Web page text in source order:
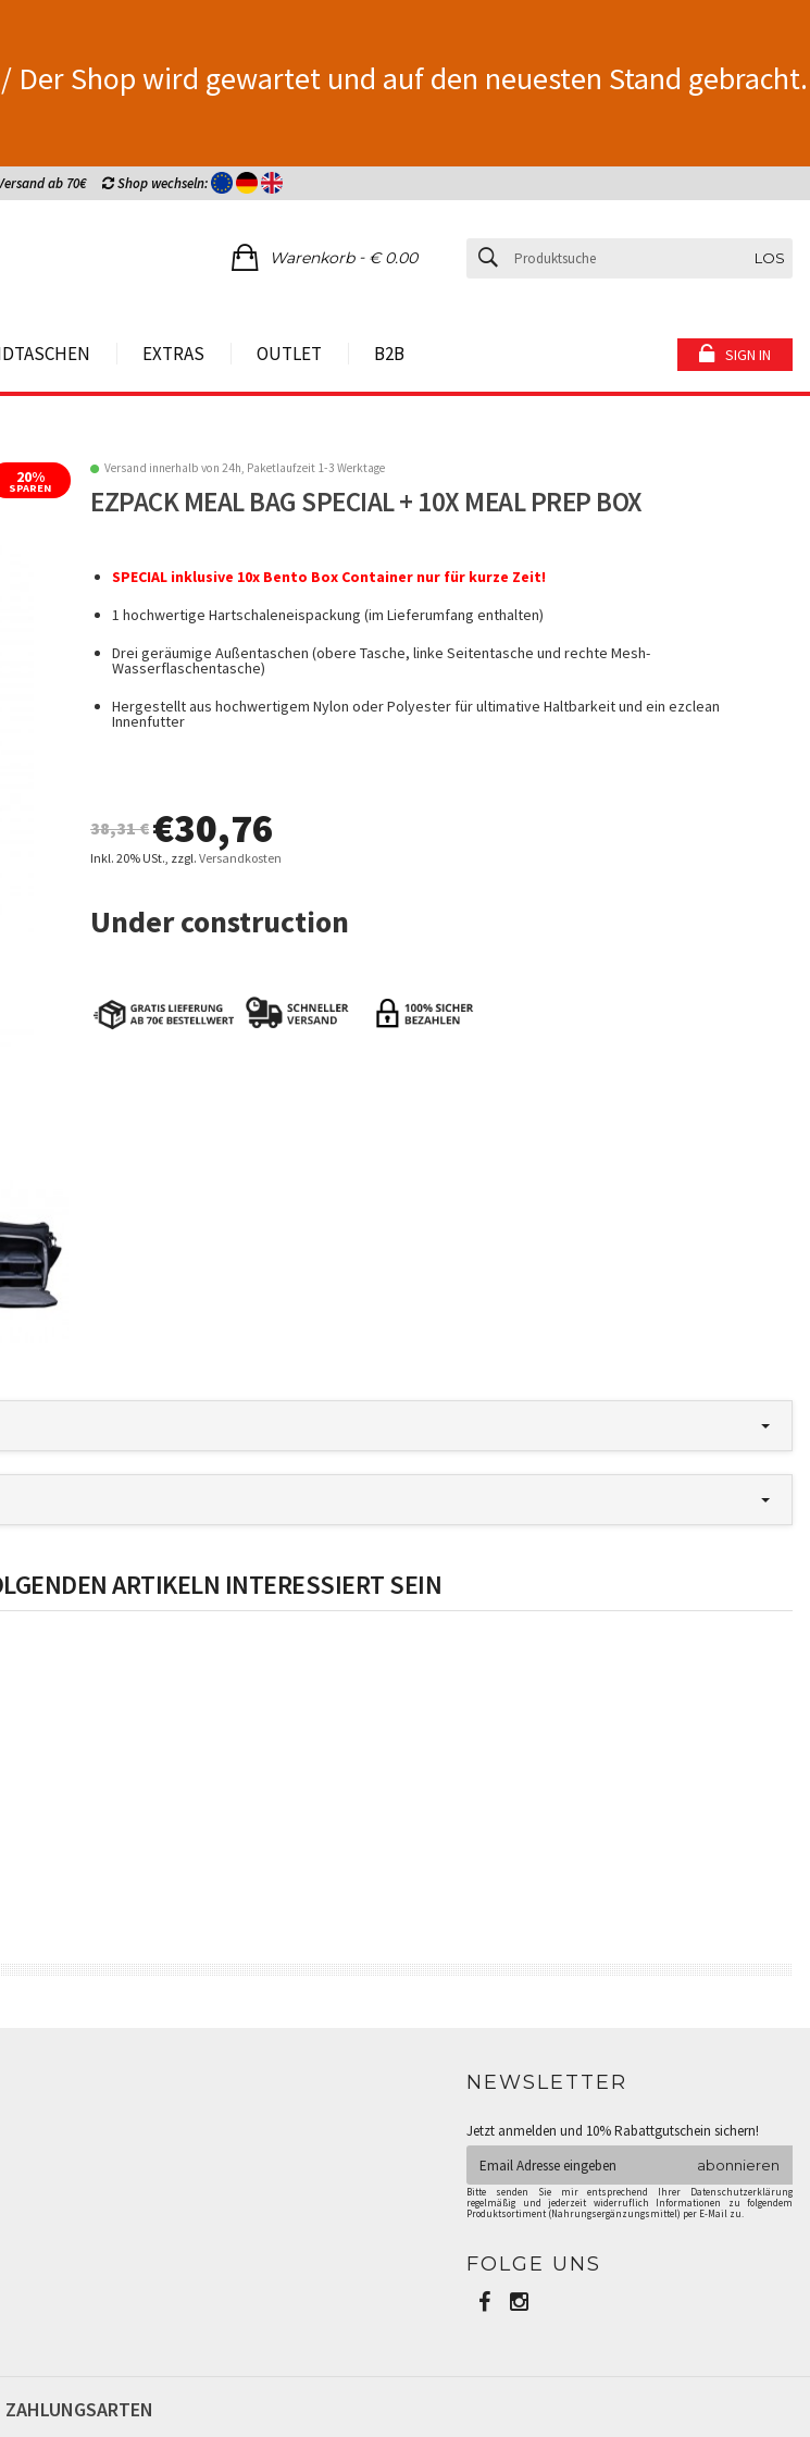
Shop wird gewartet und auf den neuesten Stand gebracht.
ab 70€ Shop wechseln:
LOS
Warenkorb- € 0.00
EXTRAS OUTLET B2B SIGN IN
20%
SPAREN
Versand innerhalb von 24h, Paketlaufzeit 1-3 Werktage
EZPACK MEAL BAG SPECIAL + 10X MEAL PREP BOX
SPECIAL inklusive 10x Bento Box Container nur für kurze Zeit!
1 hochwertige Hartschaleneispackung (im Lieferumfang enthalten)
Drei geräumige Außentaschen (obere Tasche, linke Seitentasche und rechte Mesh-
Wasserflaschentasche)
Hergestellt aus hochwertigem Nylon oder Polyester für ultimative Haltbarkeit und ein ezclean
Innenfutter
38,31 € €30,76
Inkl. 20% USt. zzgl. Versandkosten
ARTIKELN INTERESSIERT SEIN
NEWSLETTER
Jetzt anmelden und 10% Rabattgutschein sichern!
abonnieren
Bitte senden Sie mir entsprechend Ihrer Datenschutzerklärung
regelmäßig und jederzeit widerruflich Informationen zu folgendem
Produktsortiment (Nahrungsergänzungsmittel) per E-Mail zu.
FOLGE UNS
ZAHLUNGSARTEN